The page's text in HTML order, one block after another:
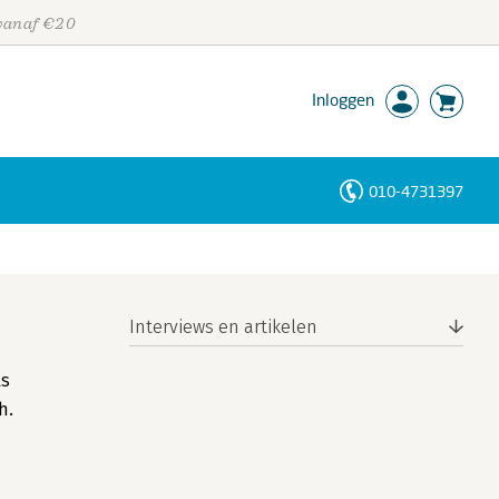
€20
Inloggen
010-4731397
Interviews en artikelen
Personen